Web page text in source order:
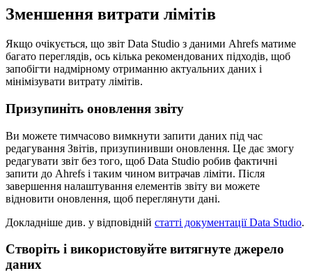
Зменшення витрати лімітів
Якщо очікується, що звіт Data Studio з даними Ahrefs матиме
багато переглядів, ось кілька рекомендованих підходів, щоб
запобігти надмірному отриманню актуальних даних і
мінімізувати витрату лімітів.
Призупиніть оновлення звіту
Ви можете тимчасово вимкнути запити даних під час
редагування Звітів, призупинивши оновлення. Це дає змогу
редагувати звіт без того, щоб Data Studio робив фактичні
запити до Ahrefs і таким чином витрачав ліміти. Після
завершення налаштування елементів звіту ви можете
відновити оновлення, щоб переглянути дані.
Докладніше див. у відповідній статті документації Data Studio.
Створіть і використовуйте витягнуте джерело
даних